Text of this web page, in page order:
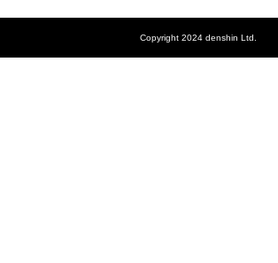
Copyright 2024 denshin Ltd.